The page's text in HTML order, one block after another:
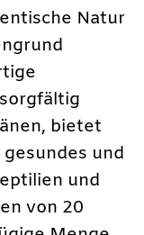
Natur
bietet
und
und
von 20